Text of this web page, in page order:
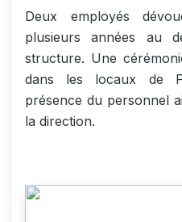
Deux employés
plusieurs années au
structure. Une
dans les locaux de
présence du personnel
la direction.